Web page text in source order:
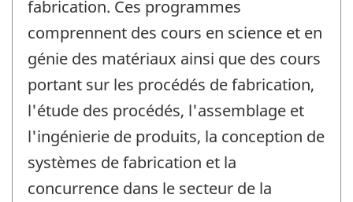
fabrication. Ces programmes
comprennent des cours en science et en
génie des matériaux ainsi que des cours
portant sur les procédés de fabrication,
l'étude des procédés, l'assemblage et
l'ingénierie de produits, la conception de
systèmes de fabrication et la
concurrence dans le secteur de la